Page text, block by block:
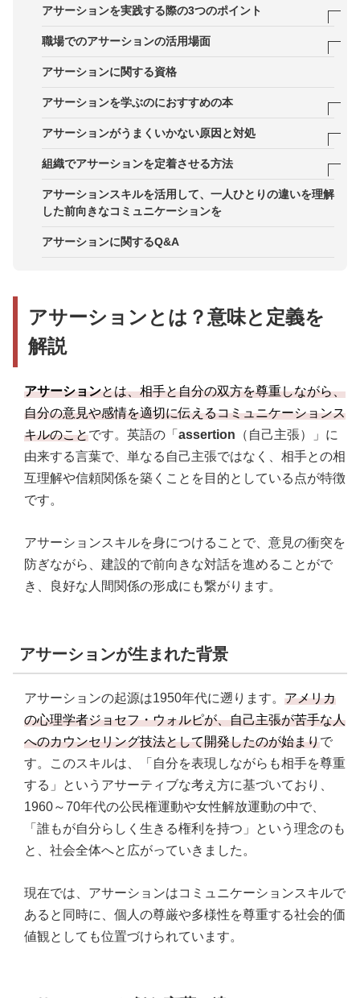
ハラスメント・炎上リスクの回避としても重要性が
高まっている
3．相手と自分のバランスがとれる「アサーティ
STEP2．ロールプレイやワークシートで練習
STEP3．実践とフィードバックで定着させる
DESC法
I（アイ）メッセージ
言語的・非言語的アサーション
アサーションを実践する際の3つのポイント
ポイント1．会話のゴールを設定する
ポイント2．伝えたいことを整理する
ポイント3．伝える際の心構え
職場でのアサーションの活用場面
上司への要望：業務量・期限・優先度を調整する
部下・後輩へのフィードバック：注意ではなく改善
同僚との衝突：責めずに認識合わせし、手戻りを止
める
取引先対応：謝罪と主張を両立し、条件を整える
助情報を添える
る
アサーションに関する資格
アサーションを学ぶのにおすすめの本
マンガでやさしくわかるアサーション
三訂版 アサーション・トレーニング
アサーションがうまくいかない原因と対処
「正しさ」で押し切ろうとしてしまう
感情を抑えすぎて要望が曖昧になる
タイミングが悪く、内容以前に受け取られない
組織でアサーションを定着させる方法
1on1と評価面談に「型」を組み込む
アサーションスキルを活用して、一人ひとりの違いを理解
した前向きなコミュニケーションを
アサーションに関するQ&A
アサーションとは？意味と定義を
解説
アサーションとは、相手と自分の双方を尊重しながら、
自分の意見や感情を適切に伝えるコミュニケーションス
キルのことです。英語の「 assertion （自己主張）」に
由来する言葉で、単なる自己主張ではなく、相手との相
互理解や信頼関係を築くことを目的としている点が特徴
です。
アサーションスキルを身につけることで、意見の衝突を
防ぎながら、建設的で前向きな対話を進めることがで
き、良好な人間関係の形成にも繋がります。
アサーションが生まれた背景
アサーションの起源は1950年代に遡ります。 アメリカ
の心理学者ジョセフ・ウォルピが、自己主張が苦手な人
へのカウンセリング技法として開発したのが始まりで
す。このスキルは、「自分を表現しながらも相手を尊重
する」というアサーティブな考え方に基づいており、
1960～70年代の公民権運動や女性解放運動の中で、
「誰もが自分らしく生きる権利を持つ」という理念のも
と、社会全体へと広がっていきました。
現在では、アサーションはコミュニケーションスキルで
あると同時に、個人の尊厳や多様性を尊重する社会的価
値観としても位置づけられています。